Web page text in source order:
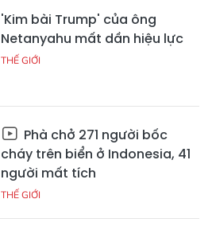
'Kim bài Trump' của ông
Netanyahu mất dần hiệu lực
THẾ GIỚI
Phà chở 271 người bốc
cháy trên biển ở Indonesia, 41
người mất tích
THẾ GIỚI